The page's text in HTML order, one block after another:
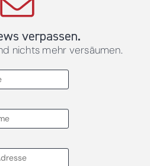
verpassen.
nichts mehr versäumen.